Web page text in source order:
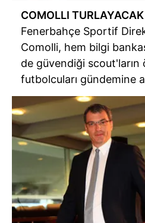
COMOLLI TURLAYACAK
Fenerbahçe Sportif
Comolli, hem bilgi
de güvendiği scout'ların
futbolcuları gündemine